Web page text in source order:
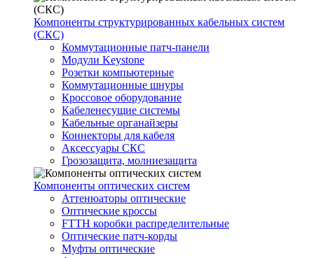
Компоненты структурированных кабельных систем
(СКС)
Коммутационные патч-панели
Модули Keystone
Розетки компьютерные
Коммутационные шнуры
Кроссовое оборудование
Кабеленесущие системы
Кабельные органайзеры
Коннекторы для кабеля
Аксессуары СКС
Грозозащита, молниезащита
Компоненты оптических систем
Аттенюаторы оптические
Оптические кроссы
FTTH коробки распределительные
Оптические патч-корды
Муфты оптические